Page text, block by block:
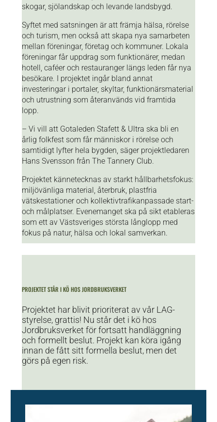
skogar, sjölandskap och levande landsbygd.
Syftet med satsningen är att främja hälsa, rörelse
och turism, men också att skapa nya samarbeten
mellan föreningar, företag och kommuner. Lokala
föreningar får uppdrag som funktionärer, medan
hotell, caféer och restauranger längs leden får nya
besökare. I projektet ingår bland annat
investeringar i portaler, skyltar, funktionärsmaterial
och utrustning som återanvänds vid framtida
lopp.
– Vi vill att Gotaleden Stafett & Ultra ska bli en
årlig folkfest som får människor i rörelse och
samtidigt lyfter hela bygden, säger projektledaren
Hans Svensson från The Tannery Club.
Projektet kännetecknas av starkt hållbarhetsfokus:
miljövänliga material, återbruk, plastfria
vätskestationer och kollektivtrafikanpassade start-
och målplatser. Evenemanget ska på sikt etableras
som ett av Västsveriges största långlopp med
fokus på natur, hälsa och lokal samverkan.
PROJEKTET STÅR I KÖ HOS JORDBRUKSVERKET
Projektet har blivit prioriterat av vår LAG-
styrelse, grattis! Nu står det i kö hos
Jordbruksverket för fortsatt handläggning
och formellt beslut. Projekt kan köra igång
innan de fått sitt formella beslut, men det
görs på egen risk.